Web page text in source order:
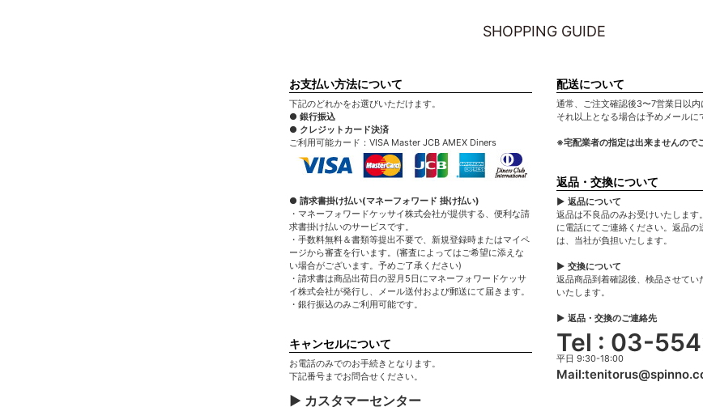
SHOPPING GUIDE
お支払い方法について
下記のどれかをお選びいただけます。
● 銀行振込
● クレジットカード決済
ご利用可能カード：VISA Master JCB AMEX Diners
● 請求書掛け払い(マネーフォワード 掛け払い)
・マネーフォワードケッサイ株式会社が提供する、便利な請
求書掛け払いのサービスです。
・手数料無料＆書類等提出不要で、新規登録時またはマイペ
ージから審査を行います。(審査によってはご希望に添えな
い場合がございます。予めご了承ください)
・請求書は商品出荷日の翌月5日にマネーフォワードケッサ
イ株式会社が発行し、メール送付および郵送にて届きます。
・銀行振込のみご利用可能です。
キャンセルについて
お電話のみでのお手続きとなります。
下記番号までお問合せください。
▶ カスタマーセンター
配送について
通常、ご注文確認後3〜7営業日以内
それ以上となる場合は予めメールに
※宅配業者の指定は出来ませんので
返品・交換について
▶ 返品について
返品は不良品のみお受けいたします
に電話にてご連絡ください。返品の
は、当社が負担いたします。
▶ 交換について
返品商品到着確認後、検品させてい
いたします。
▶ 返品・交換のご連絡先
Tel : 03-
平日 9:30-18:00
Mail: